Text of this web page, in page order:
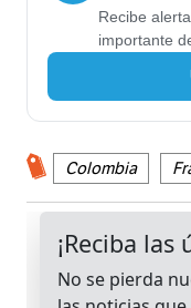
Recibe
importante
Colombia